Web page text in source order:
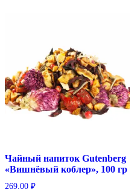
Чайный напиток Gutenberg
«Вишнёвый коблер», 100 гр
269.00 ₽